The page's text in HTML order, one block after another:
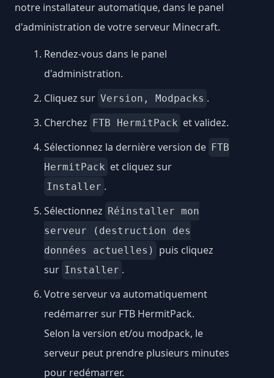
notre installateur automatique, dans le panel
d'administration de votre serveur Minecraft.
Rendez-vous dans le panel
d'administration.
Cliquez sur Version, Modpacks .
Cherchez
FTB HermitPack et validez.
Sélectionnez la dernière version de FTB
HermitPack et cliquez sur
Installer .
Sélectionnez Réinstaller mon
serveur (destruction des
données actuelles)
puis cliquez
sur Installer .
Votre serveur va automatiquement
redémarrer sur FTB HermitPack.
Selon la version et/ou modpack, le
serveur peut prendre plusieurs minutes
pour redémarrer.